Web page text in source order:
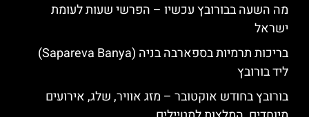
מה השעה בבורובץ עכשיו – הפרשי שעות לעומת
ישראל
בריכות תרמיות בספארבה בניה (Sapareva Banya)
ליד בורובץ
בורובץ בחודש אוקטובר – מזג אוויר, שלג, אירועים